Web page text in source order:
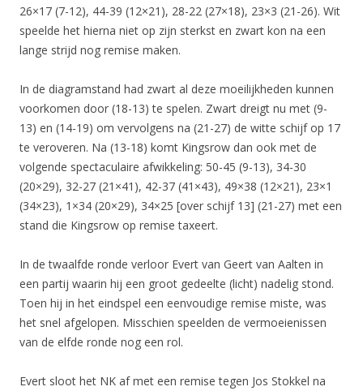
26×17 (7-12), 44-39 (12×21), 28-22 (27×18), 23×3 (21-26). Wit
speelde het hierna niet op zijn sterkst en zwart kon na een
lange strijd nog remise maken.
In de diagramstand had zwart al deze moeilijkheden kunnen
voorkomen door (18-13) te spelen. Zwart dreigt nu met (9-
13) en (14-19) om vervolgens na (21-27) de witte schijf op 17
te veroveren. Na (13-18) komt Kingsrow dan ook met de
volgende spectaculaire afwikkeling: 50-45 (9-13), 34-30
(20×29), 32-27 (21×41), 42-37 (41×43), 49×38 (12×21), 23×1
(34×23), 1×34 (20×29), 34×25 [over schijf 13] (21-27) met een
stand die Kingsrow op remise taxeert.
In de twaalfde ronde verloor Evert van Geert van Aalten in
een partij waarin hij een groot gedeelte (licht) nadelig stond.
Toen hij in het eindspel een eenvoudige remise miste, was
het snel afgelopen. Misschien speelden de vermoeienissen
van de elfde ronde nog een rol.
Evert sloot het NK af met een remise tegen Jos Stokkel na